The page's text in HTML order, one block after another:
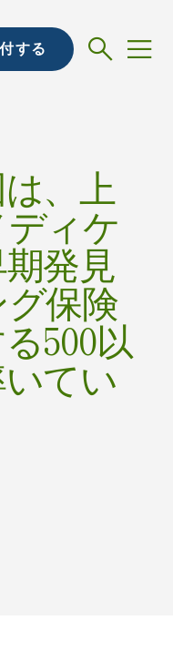
する
、上
ィケ
発見
保険
500以
てい